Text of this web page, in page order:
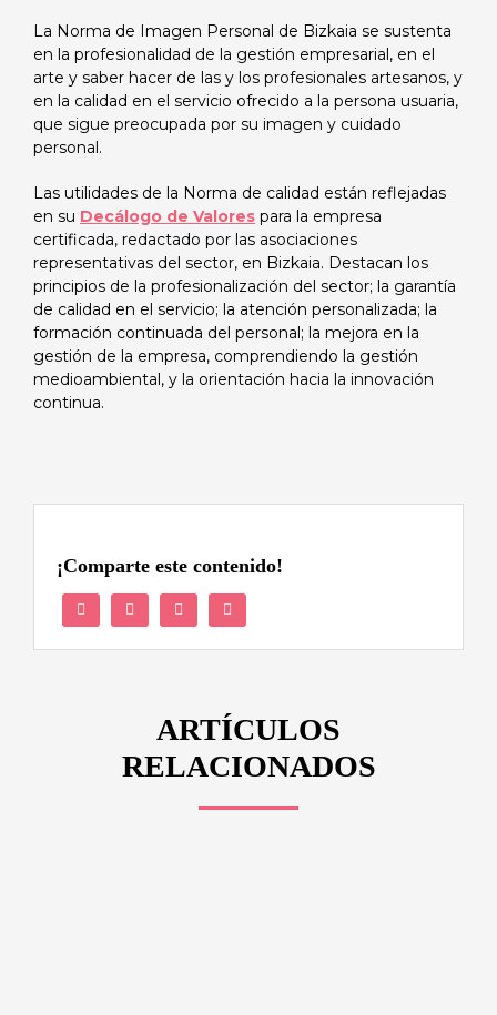
La Norma de Imagen Personal de Bizkaia se sustenta
en la profesionalidad de la gestión empresarial, en el
arte y saber hacer de las y los profesionales artesanos, y
en la calidad en el servicio ofrecido a la persona usuaria,
que sigue preocupada por su imagen y cuidado
personal.
Las utilidades de la Norma de calidad están reflejadas
en su Decálogo de Valores para la empresa
certificada, redactado por las asociaciones
representativas del sector, en Bizkaia. Destacan los
principios de la profesionalización del sector; la garantía
de calidad en el servicio; la atención personalizada; la
formación continuada del personal; la mejora en la
gestión de la empresa, comprendiendo la gestión
medioambiental, y la orientación hacia la innovación
continua.
¡Comparte este contenido!
ARTÍCULOS
RELACIONADOS